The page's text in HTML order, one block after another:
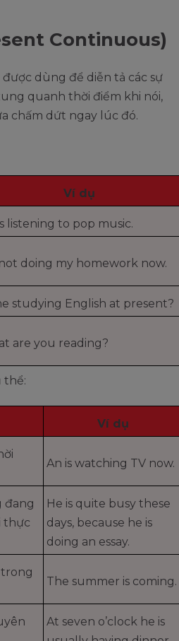
Continuous)
dùng để diễn tả các sự
quanh thời điểm khi nói,
chấm dứt ngay lúc đó.
Ví dụ
listening to pop music.
not doing my homework now.
studying English at present?
are you reading?
thể:
Ví dụ
An is watching TV now.
đang
thực
He is quite busy these
days, because he is
doing an essay.
trong
The summer is coming.
At seven o’clock he is